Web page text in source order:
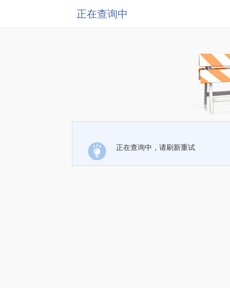
正在查询中
正在查询中，请刷新重试